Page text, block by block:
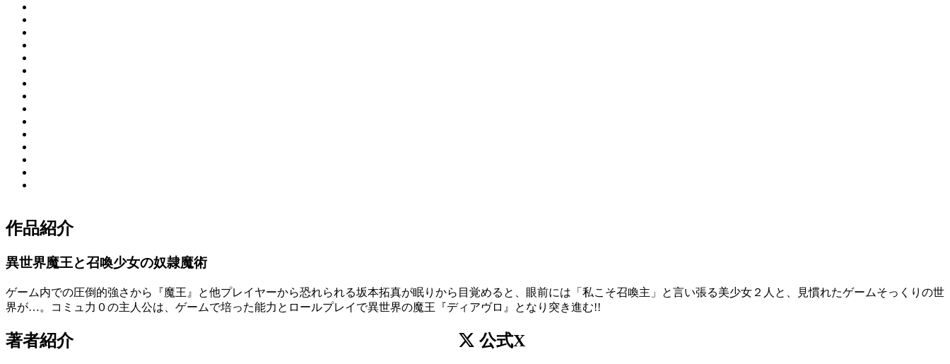
作品紹介
異世界魔王と召喚少女の奴隷魔術
ゲーム内での圧倒的強さから『魔王』と他プレイヤーから恐れられる坂本拓真が眠りから目覚めると、眼前には「私こそ召喚主」と言い張る美少女２人と、見慣れたゲームそっくりの世
界が…。コミュ力０の主人公は、ゲームで培った能力とロールプレイで異世界の魔王『ディアヴロ』となり突き進む!!
著者紹介 公式X